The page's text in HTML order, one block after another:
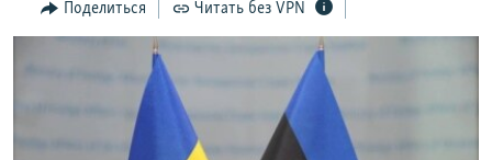
ИНТЕРАКТИВ
ТЕЛЕПРОЕКТ КРЫМ.РЕАЛИИ
СОВЕТЫ ПРАВОЗАЩИТНИКОВ
РАДІО СВОБОДА
КАК ОБОЙТИ БЛОКИРОВКУ
Українською
Qırımtatar
Поделиться Читать без VPN